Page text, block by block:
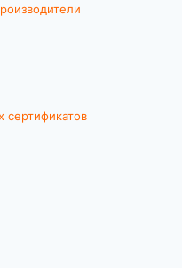
сертификатов